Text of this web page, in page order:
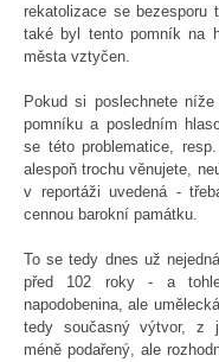
rekatolizace se bezesporu
také byl tento pomník na
města vztyčen.
Pokud si poslechnete
pomníku a posledním
se této problematice,
alespoň trochu věnujete,
v reportáži uvedená -
cennou barokní památku.
To se tedy dnes už
před 102 roky - a
napodobenina, ale
tedy současný výtvor, z
méně podařený, ale